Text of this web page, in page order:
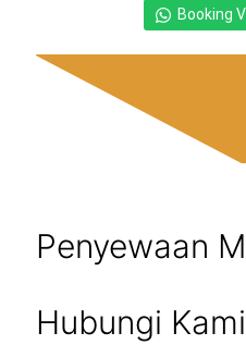
Booking
Penyewaan
Hubungi